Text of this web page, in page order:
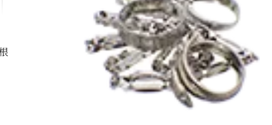
Jade brooch 1.13 ct